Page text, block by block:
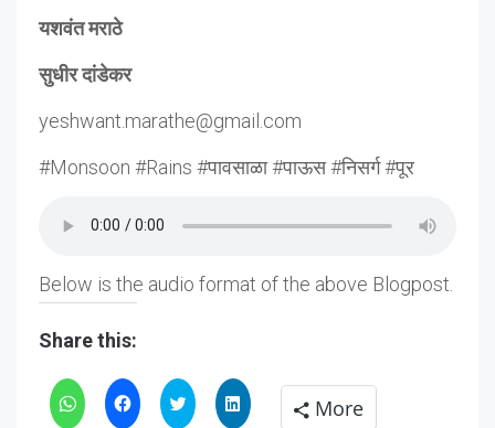
यशवंत मराठे
सुधीर दांडेकर
yeshwant.marathe@gmail.com
#Monsoon #Rains #पावसाळा #पाऊस #निसर्ग #पूर
Below is the audio format of the above Blogpost.
Share this:
Click
Click
Click
Click
More